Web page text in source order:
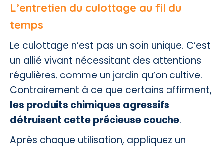
L’entretien du culottage au fil du
temps
Le culottage n’est pas un soin unique. C’est
un allié vivant nécessitant des attentions
régulières, comme un jardin qu’on cultive.
Contrairement à ce que certains affirment,
les produits chimiques agressifs
détruisent cette précieuse couche.
Après chaque utilisation, appliquez un